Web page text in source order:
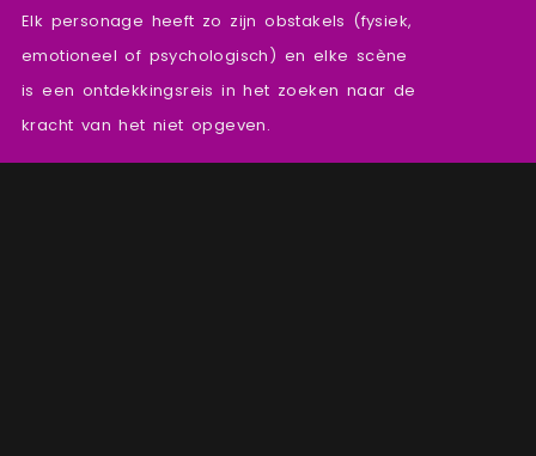
Elk personage heeft zo zijn obstakels (fysiek,
emotioneel of psychologisch) en elke scène
is een ontdekkingsreis in het zoeken naar de
kracht van het niet opgeven.